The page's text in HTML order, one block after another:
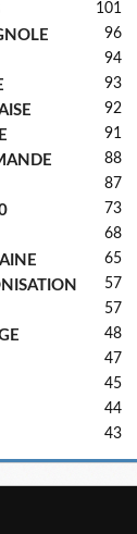
101
96
94
93
92
91
88
87
73
68
65
57
57
48
47
45
44
43